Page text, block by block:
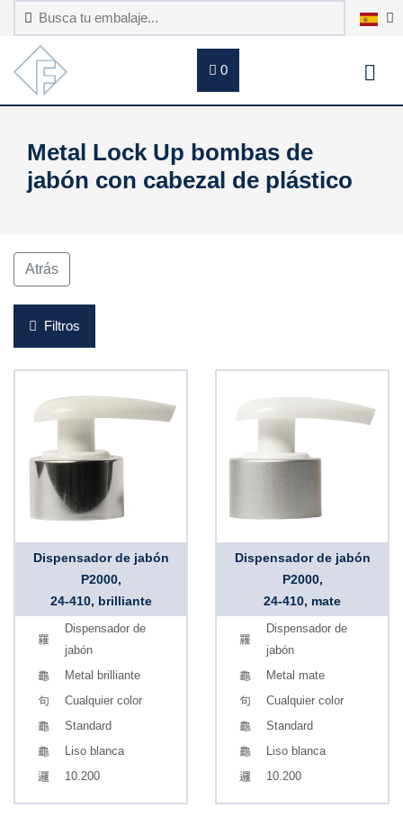
0
Metal Lock Up bombas de
jabón con cabezal de plástico
Atrás
Filtros
Dispensador de jabón
P2000,
24-410, brilliante
Dispensador de
jabón
Metal brilliante
Cualquier color
Standard
Liso blanca
10.200
Dispensador de jabón
P2000,
24-410, mate
Dispensador de
jabón
Metal mate
Cualquier color
Standard
Liso blanca
10.200